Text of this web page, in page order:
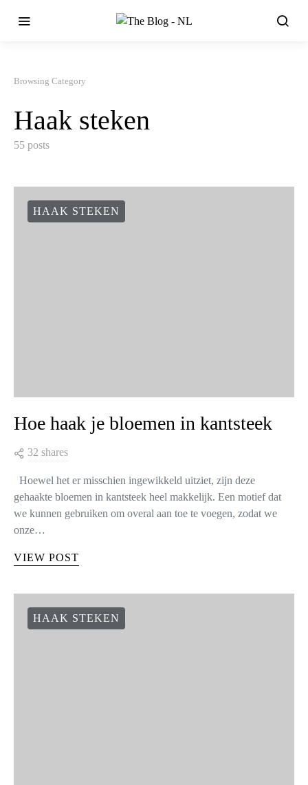
Browsing Category
Haak steken
55 posts
HAAK STEKEN
Hoe haak je bloemen in kantsteek
32 shares
Hoewel het er misschien ingewikkeld uitziet, zijn deze
gehaakte bloemen in kantsteek heel makkelijk. Een motief dat
we kunnen gebruiken om overal aan toe te voegen, zodat we
onze…
VIEW POST
HAAK STEKEN